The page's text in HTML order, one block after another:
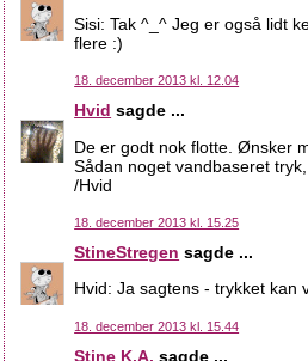
Sisi: Tak ^_^ Jeg er også lidt
flere :)
18. december 2013 kl. 12.04
Hvid sagde ...
De er godt nok flotte. Ønsker
Sådan noget vandbaseret
/Hvid
18. december 2013 kl. 15.25
StineStregen sagde ...
Hvid: Ja sagtens - trykket kan
18. december 2013 kl. 15.44
Stine K.A. sagde ...